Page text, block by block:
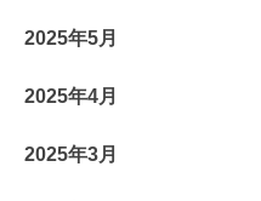
2025年5月
2025年4月
2025年3月